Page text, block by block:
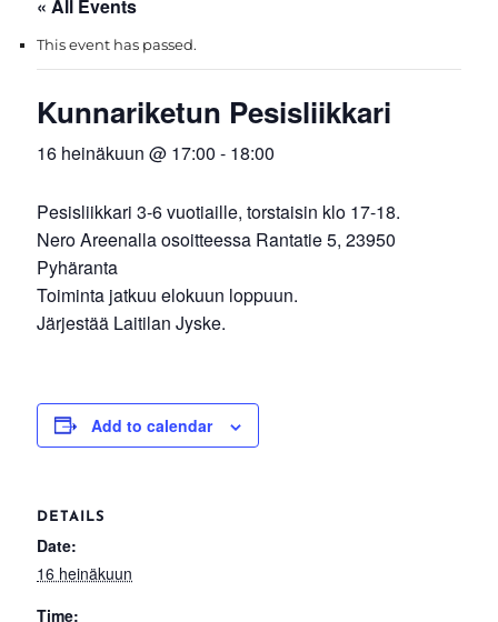
« All Events
This event has passed.
Kunnariketun Pesisliikkari
16 heinäkuun @ 17:00 - 18:00
Pesisliikkari 3-6 vuotiaille, torstaisin klo 17-18.
Nero Areenalla osoitteessa Rantatie 5, 23950
Pyhäranta
Toiminta jatkuu elokuun loppuun.
Järjestää Laitilan Jyske.
Add to calendar
DETAILS
Date:
16 heinäkuun
Time: